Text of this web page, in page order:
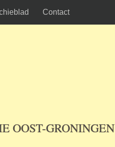
Contact
OOST-GRONINGEN